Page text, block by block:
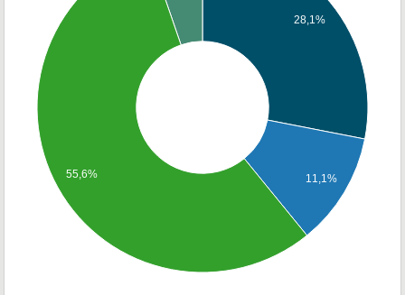
28,1%
11,1%
55,6%